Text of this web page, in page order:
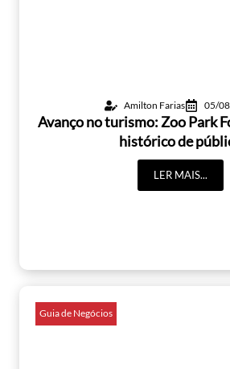
Amilton Farias 05/
Avanço no turismo: Zoo Park
histórico de
LER MAIS...
Guia de Negócios